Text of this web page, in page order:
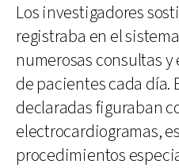
Los investigadores
registraba en el
numerosas consultas
de pacientes cada día.
declaradas figuraban
electrocardiogramas,
procedimientos